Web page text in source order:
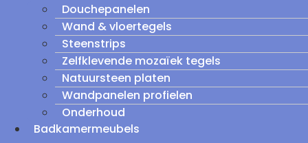
Douchepanelen
Wand & vloertegels
Steenstrips
Zelfklevende mozaïek tegels
Natuursteen platen
Wandpanelen profielen
Onderhoud
Badkamermeubels